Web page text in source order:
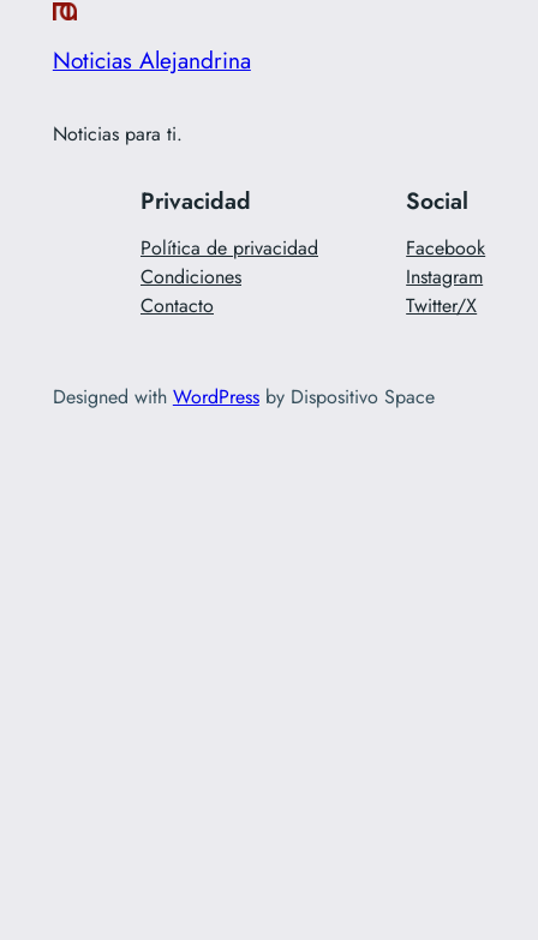
Noticias Alejandrina
Noticias para ti.
Privacidad
Política de privacidad
Condiciones
Contacto
Social
Facebook
Instagram
Twitter/X
Designed with WordPressby Dispositivo Space